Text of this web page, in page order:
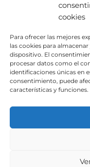
cookies
Para ofrecer las mejores
las cookies para
dispositivo. El
procesar datos como el
identificaciones únicas en
consentimiento, puede
características y funciones.
INSTITUTO HISPANICO
beneficiario del Fondo
es mejorar el uso y la
las comunicaciones y el
podido implantar las
página propia. Esta acción
contado con el apoyo del
Condiciones de